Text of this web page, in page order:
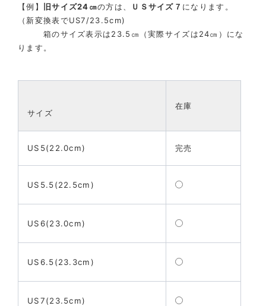
【例】 旧サイズ24㎝の方は、 ＵＳサイズ７ になります。
（ 新変換表でUS7/23.5cm)
箱のサイズ表示は23.5㎝（実際サイズは24㎝）にな
ります。
サイズ
在庫
US5(22.0cm) 完売
US5.5(22.5cm)
US6(23.0cm)
US6.5(23.3cm)
US7(23.5cm)